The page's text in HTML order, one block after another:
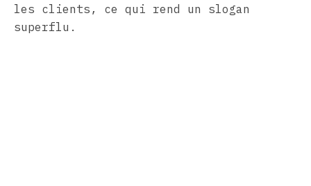
les clients, ce qui rend un slogan
superflu.